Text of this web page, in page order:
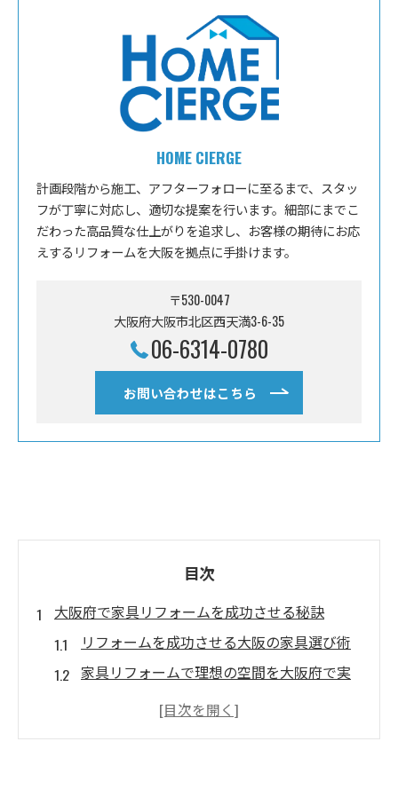
HOME CIERGE
計画段階から施工、アフターフォローに至るまで、スタッ
フが丁寧に対応し、適切な提案を行います。細部にまでこ
だわった高品質な仕上がりを追求し、お客様の期待にお応
えするリフォームを大阪を拠点に手掛けます。
〒530-0047
大阪府大阪市北区西天満3-6-35
06-6314-0780
お問い合わせはこちら
目次
大阪府で家具リフォームを成功させる秘訣
リフォームを成功させる大阪の家具選び術
家具リフォームで理想の空間を大阪府で実